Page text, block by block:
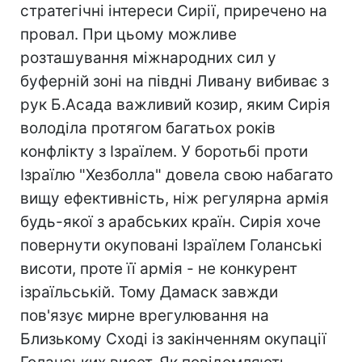
стратегічні інтереси Сирії, приречено на
провал. При цьому можливе
розташування міжнародних сил у
буферній зоні на півдні Ливану вибиває з
рук Б.Асада важливий козир, яким Сирія
володіла протягом багатьох років
конфлікту з Ізраїлем. У боротьбі проти
Ізраїлю "Хезболла" довела свою набагато
вищу ефективність, ніж регулярна армія
будь-якої з арабських країн. Сирія хоче
повернути окуповані Ізраїлем Голанські
висоти, проте її армія - не конкурент
ізраїльській. Тому Дамаск завжди
пов'язує мирне врегулювання на
Близькому Сході із закінченням окупації